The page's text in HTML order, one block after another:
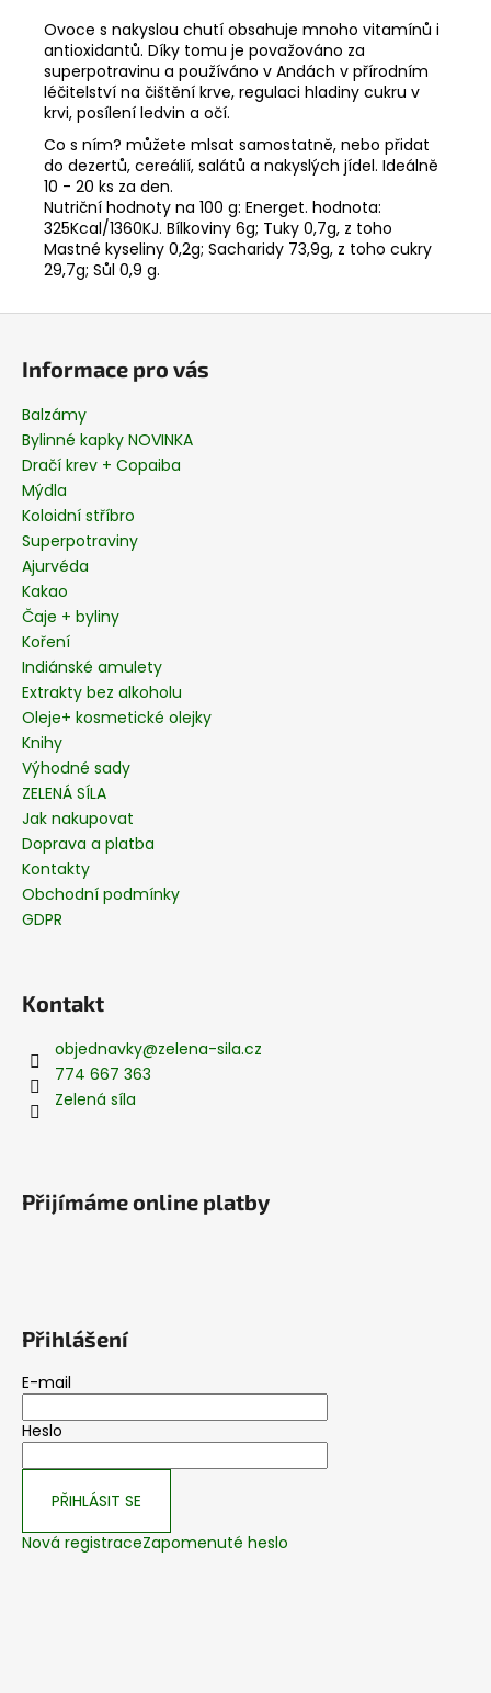
Ovoce s nakyslou chutí obsahuje mnoho vitamínů i
antioxidantů. Díky tomu je považováno za
superpotravinu a používáno v Andách v přírodním
léčitelství na čištění krve, regulaci hladiny cukru v
krvi, posílení ledvin a očí.
Co s ním? můžete mlsat samostatně, nebo přidat
do dezertů, cereálií, salátů a nakyslých jídel. Ideálně
10 - 20 ks za den.
Nutriční hodnoty na 100 g: Energet. hodnota:
325Kcal/1360KJ. Bílkoviny 6g; Tuky 0,7g, z toho
Mastné kyseliny 0,2g; Sacharidy 73,9g, z toho cukry
29,7g; Sůl 0,9 g.
Informace pro vás
Balzámy
Bylinné kapky NOVINKA
Dračí krev + Copaiba
Mýdla
Koloidní stříbro
Superpotraviny
Ajurvéda
Kakao
Čaje + byliny
Koření
Indiánské amulety
Extrakty bez alkoholu
Oleje+ kosmetické olejky
Knihy
Výhodné sady
ZELENÁ SÍLA
Jak nakupovat
Doprava a platba
Kontakty
Obchodní podmínky
GDPR
Kontakt
objednavky@zelena-sila.cz
774 667 363
Zelená síla
Přijímáme online platby
Přihlášení
E-mail
Heslo
PŘIHLÁSIT SE
Nová registraceZapomenuté heslo